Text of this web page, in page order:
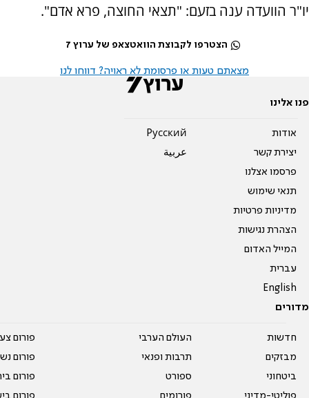
יו"ר הוועדה ענה בזעם: "תצאי החוצה, פרא אדם".
הצטרפו לקבוצת הוואטצאפ של ערוץ 7
מצאתם טעות או פרסומת לא ראויה? דווחו לנו
פנו אלינו
אודות
יצירת קשר
פרסמו אצלנו
תנאי שימוש
מדיניות פרטיות
הצהרת נגישות
המייל האדום
עברית
English
Pусский
عربية
מדורים
חדשות
מבזקים
ביטחוני
העולם הערבי
תרבות ופנאי
ספורט
פורום
פורום
פורום